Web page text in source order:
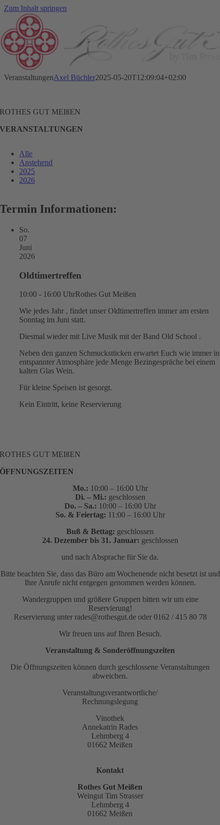
Zum Inhalt springen
VeranstaltungenAxel Büchler2025-05-20T12:09:04+02:00
ROTHES GUT MEIßEN
VERANSTALTUNGEN
Alle
Anstehend
2025
2026
Termin Informationen:
So.
07
Juni
2026
Oldtimertreffen
10:00 - 16:00 UhrRothes Gut Meißen
Wie jedes Jahr , findet unser Oldtimertreffen immer am ersten
Sonntag im Juni statt.
Diesmal wieder mit Live Musik mit der Band Old School .
Neben den ganzen Schmuckstücken erwartet Euch wie immer in
entspannter Atmosphäre jede Menge Bezingespräche bei einem
kalten Glas Wein.
Für kleine Speisen ist gesorgt.
Kein Eintritt, keine Reservierung
ROTHES GUT MEIßEN
ÖFFNUNGSZEITEN
Mo.: 10:00 – 16:00 Uhr
Di. – Mi.: geschlossen
Do. – Sa.: 10:00 – 16:00 Uhr
So. & Feiertag: 11:00 – 16:00 Uhr
Buß & Bettag: geschlossen
24. Dezember bis 31. Januar: geschlossen
und nach Absprache für Sie da.
Bitte beachten Sie, dass das Büro am Wochenende nicht besetzt ist und
Ihre Anrufe nicht entgegen genommen werden können.
Wandergruppen und größere Gruppen bitten wir um eine
Reservierung!
Reservierung unter rades@rothesgut.de oder 0162 / 415 80 78
Wir freuen uns auf Ihren Besuch.
Veranstaltung & Sonderöffnungszeiten
Die Öffnungszeiten können durch geschlossene Veranstaltungen
abweichen.
Veranstaltungsverantwortliche/
Rechnungslegung
Vinothek
Annekatrin Rades
Lehmberg 4
01662 Meißen
Kontakt
Rothes Gut Meißen
Weingut Tim Strasser
Lehmberg 4
01662 Meißen